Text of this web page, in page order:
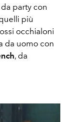
party con
più
occhialoni
da uomo con
, da